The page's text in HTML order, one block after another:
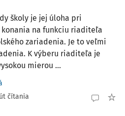
školy je jej úloha pri
na funkciu riaditeľa
zariadenia. Je to veľmi
K výberu riaditeľa je
mierou ...
čítania